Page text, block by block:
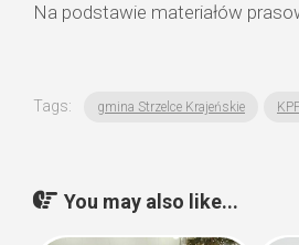
Na podstawie materiałów
Tags: gmina Strzelce Krajeńskie
You may also like...